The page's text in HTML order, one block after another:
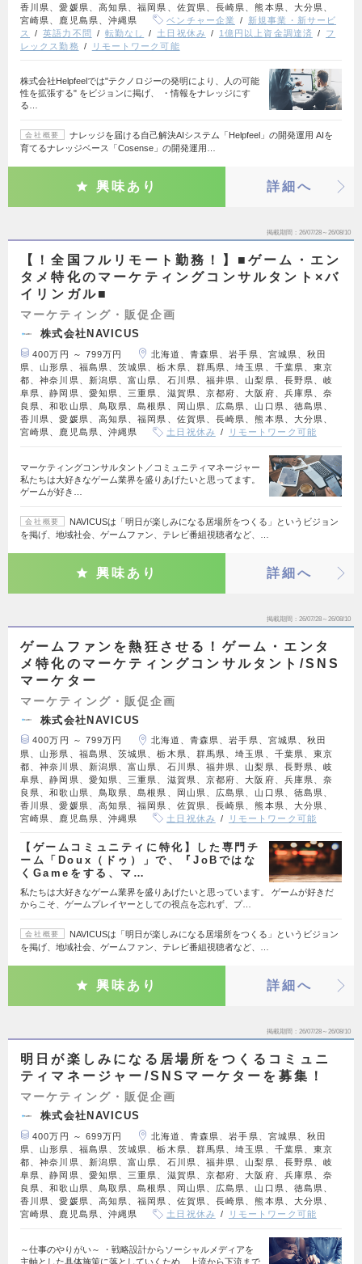
香川県、愛媛県、高知県、福岡県、佐賀県、長崎県、熊本県、大分県、
宮崎県、鹿児島県、沖縄県
ベンチャー企業
新規事業・新サービ
ス
英語力不問 転勤なし 土日祝休み 1億円以上資金調達済
フ
レックス勤務
リモートワーク可能
株式会社Helpfeelでは"テクノロジーの発明により、人の可能
性を拡張する" をビジョンに掲げ、 ・情報をナレッジにす
る…
会社概要
ナレッジを届ける自己解決AIシステム「Helpfeel」の開発運用 AIを
育てるナレッジベース「Cosense」の開発運用…
興味あり 詳細へ
掲載期間 26/07/28～26/08/10
【！全国フルリモート勤務！】■ゲーム・エン
タメ特化のマーケティングコンサルタント×バ
イリンガル■
マーケティング・販促企画
株式会社NAVICUS
400万円 ～ 799万円
北海道、青森県、岩手県、宮城県、秋田
県、山形県、福島県、茨城県、栃木県、群馬県、埼玉県、千葉県、東京
都、神奈川県、新潟県、富山県、石川県、福井県、山梨県、長野県、岐
阜県、静岡県、愛知県、三重県、滋賀県、京都府、大阪府、兵庫県、奈
良県、和歌山県、鳥取県、島根県、岡山県、広島県、山口県、徳島県、
香川県、愛媛県、高知県、福岡県、佐賀県、長崎県、熊本県、大分県、
宮崎県、鹿児島県、沖縄県
土日祝休み リモートワーク可能
マーケティングコンサルタント／コミュニティマネージャー
私たちは大好きなゲーム業界を盛りあげたいと思ってます。
ゲームが好き…
会社概要
NAVICUSは「明日が楽しみになる居場所をつくる」というビジョン
を掲げ、地域社会、ゲームファン、テレビ番組視聴者など、…
興味あり 詳細へ
掲載期間 26/07/28～26/08/10
ゲームファンを熱狂させる！ゲーム・エンタ
メ特化のマーケティングコンサルタント/SNS
マーケター
マーケティング・販促企画
株式会社NAVICUS
400万円 ～ 799万円
北海道、青森県、岩手県、宮城県、秋田
県、山形県、福島県、茨城県、栃木県、群馬県、埼玉県、千葉県、東京
都、神奈川県、新潟県、富山県、石川県、福井県、山梨県、長野県、岐
阜県、静岡県、愛知県、三重県、滋賀県、京都府、大阪府、兵庫県、奈
良県、和歌山県、鳥取県、島根県、岡山県、広島県、山口県、徳島県、
香川県、愛媛県、高知県、福岡県、佐賀県、長崎県、熊本県、大分県、
宮崎県、鹿児島県、沖縄県
土日祝休み リモートワーク可能
【ゲームコミュニティに特化】した専門チ
ーム「Doux（ドゥ）」で、『JoBではな
くGameをする、マ…
私たちは大好きなゲーム業界を盛りあげたいと思っています。 ゲームが好きだ
からこそ、ゲームプレイヤーとしての視点を忘れず、プ…
会社概要
NAVICUSは「明日が楽しみになる居場所をつくる」というビジョン
を掲げ、地域社会、ゲームファン、テレビ番組視聴者など、…
興味あり 詳細へ
掲載期間 26/07/28～26/08/10
明日が楽しみになる居場所をつくるコミュニ
ティマネージャー/SNSマーケターを募集！
マーケティング・販促企画
株式会社NAVICUS
400万円 ～ 699万円
北海道、青森県、岩手県、宮城県、秋田
県、山形県、福島県、茨城県、栃木県、群馬県、埼玉県、千葉県、東京
都、神奈川県、新潟県、富山県、石川県、福井県、山梨県、長野県、岐
阜県、静岡県、愛知県、三重県、滋賀県、京都府、大阪府、兵庫県、奈
良県、和歌山県、鳥取県、島根県、岡山県、広島県、山口県、徳島県、
香川県、愛媛県、高知県、福岡県、佐賀県、長崎県、熊本県、大分県、
宮崎県、鹿児島県、沖縄県
土日祝休み リモートワーク可能
～仕事のやりがい～ ・戦略設計からソーシャルメディアを
主軸とした具体施策に落としていくため、上流から下流まで